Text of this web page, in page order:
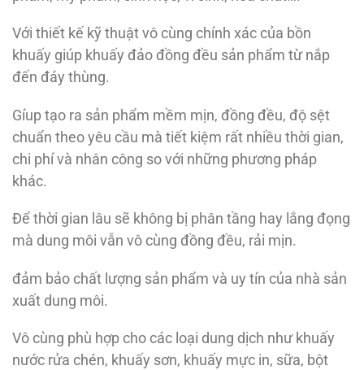
Với thiết kế kỹ thuật vô cùng chính xác của bồn
khuấy giúp khuấy đảo đồng đều sản phẩm từ nắp
đến đáy thùng.
Gíup tạo ra sản phẩm mềm mịn, đồng đều, độ sệt
chuẩn theo yêu cầu mà tiết kiệm rất nhiều thời gian,
chi phí và nhân công so với những phương pháp
khác.
Để thời gian lâu sẽ không bị phân tầng hay lắng đọng
mà dung môi vẫn vô cùng đồng đều, rải mịn.
đảm bảo chất lượng sản phẩm và uy tín của nhà sản
xuất dung môi.
Vô cùng phù hợp cho các loại dung dịch như khuấy
nước rửa chén, khuấy sơn, khuấy mực in, sữa, bột